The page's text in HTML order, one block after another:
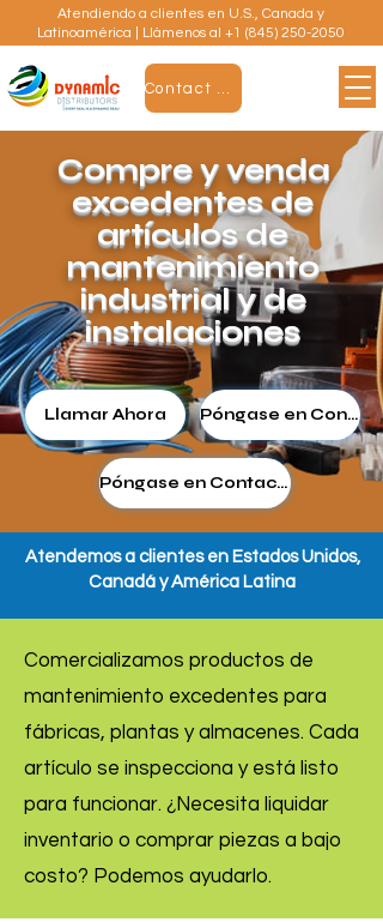
Atendiendo a clientes en U.S., Canada y
Latinoamérica | Llámenos al +1 (845) 250-2050
Compre y venda
excedentes de
artículos de
mantenimiento
industrial y de
instalaciones
Llamar Ahora Póngase en Contacto
Póngase en Contacto
Atendemos a clientes en Estados Unidos,
Canadá y América Latina
Comercializamos productos de
mantenimiento excedentes para
fábricas, plantas y almacenes. Cada
artículo se inspecciona y está listo
para funcionar. ¿Necesita liquidar
inventario o comprar piezas a bajo
costo? Podemos ayudarlo.